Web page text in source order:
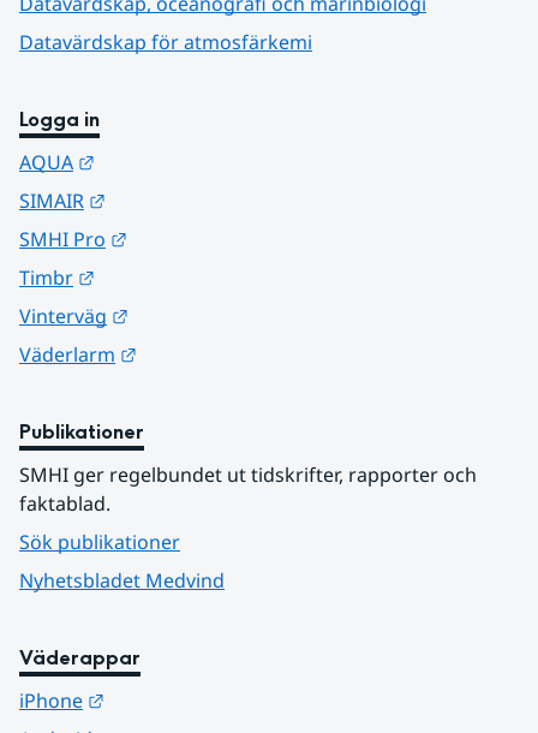
Datavärdskap för atmosfärkemi
Logga in
AQUA
SIMAIR
SMHI Pro
Timbr
Vinterväg
Väderlarm
Publikationer
SMHI ger regelbundet ut tidskrifter, rapporter och
faktablad.
Sök publikationer
Nyhetsbladet Medvind
Väderappar
iPhone